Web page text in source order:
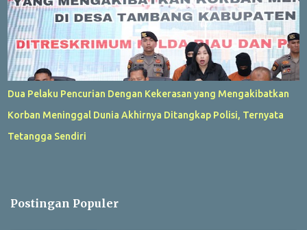
Dua Pelaku Pencurian Dengan Kekerasan yang Mengakibatkan
Korban Meninggal Dunia Akhirnya Ditangkap Polisi, Ternyata
Tetangga Sendiri
Postingan Populer